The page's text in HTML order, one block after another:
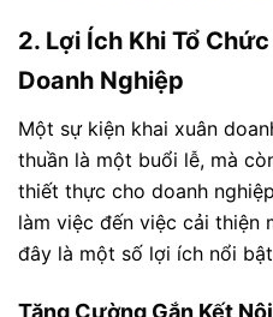
2. Lợi Ích Khi Tổ
Doanh Nghiệp
Một sự kiện khai xuân
thuần là một buổi lễ, mà
thiết thực cho doanh
làm việc đến việc cải thiện
đây là một số lợi ích nổi
Tăng Cường Gắn Kết